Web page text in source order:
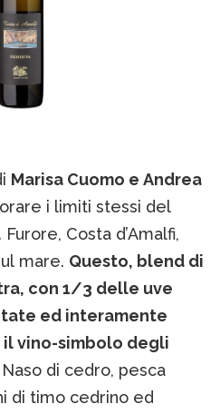
Marisa Cuomo e Andrea
i limiti stessi del
Costa d’Amalfi,
mare. Questo, blend di
con 1/3 delle uve
ed interamente
il vino-simbolo degli
Naso di cedro, pesca
di timo cedrino ed